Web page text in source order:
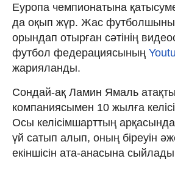
Еуропа чемпионатына
да оқып жүр. Жас
орындап отырған сәтінің
футбол федерациясының
жарияланды.
Сондай-ақ Ламин Ямаль
компаниясымен 10 жылға
Осы келісімшарттың
үй сатып алып, оның біреуін
екіншісін ата-анасына